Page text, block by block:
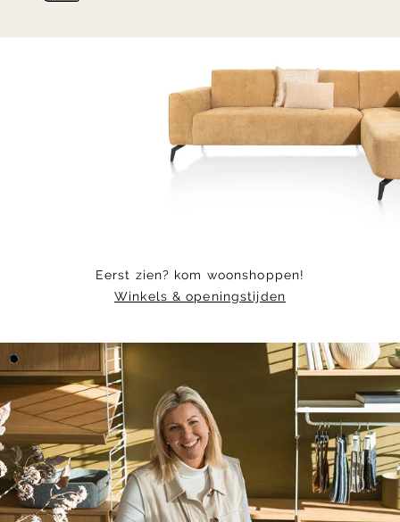
Eerst zien? kom woonshoppen!
Winkels & openingstijden